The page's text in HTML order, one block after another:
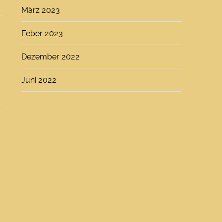
März 2023
Feber 2023
Dezember 2022
Juni 2022